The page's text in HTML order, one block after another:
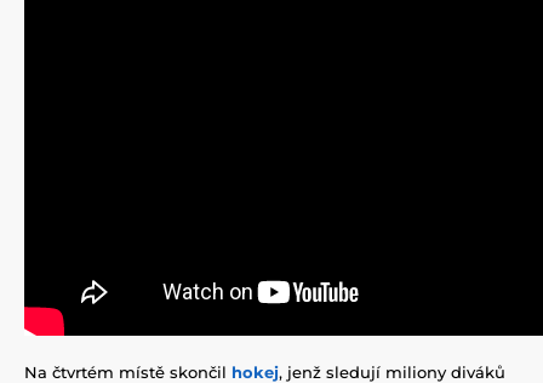
Na čtvrtém místě skončil hokej, jenž sledují miliony diváků